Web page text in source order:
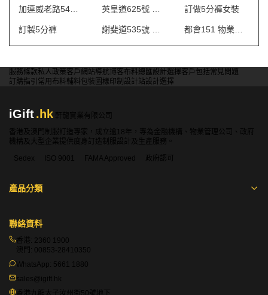
訂做5分褲女裝
訂製5分褲
服務條款私人政策客戶 網站導航博客布料總匯設計選擇客戶包括常見問題
訂購指引 常用布料輔料包裝 圖樣印制 設計站設計選擇
iGift.hk
軒龍實業有限公司
香港及澳門制服訂造專家，成立逾18年，專為金融機構、物業管理公司、政府
機構及大型企業提供度身訂造制服設計及生產服務。
Sedex
ISO 9001 FAMA Approved 政府認可
產品分類
聯絡資料
香港: 2360 1900
澳門: 00853-28410350
WhatsApp: 5661 1880
sales@igift.hk
香港九龍太子汝州街50號地下